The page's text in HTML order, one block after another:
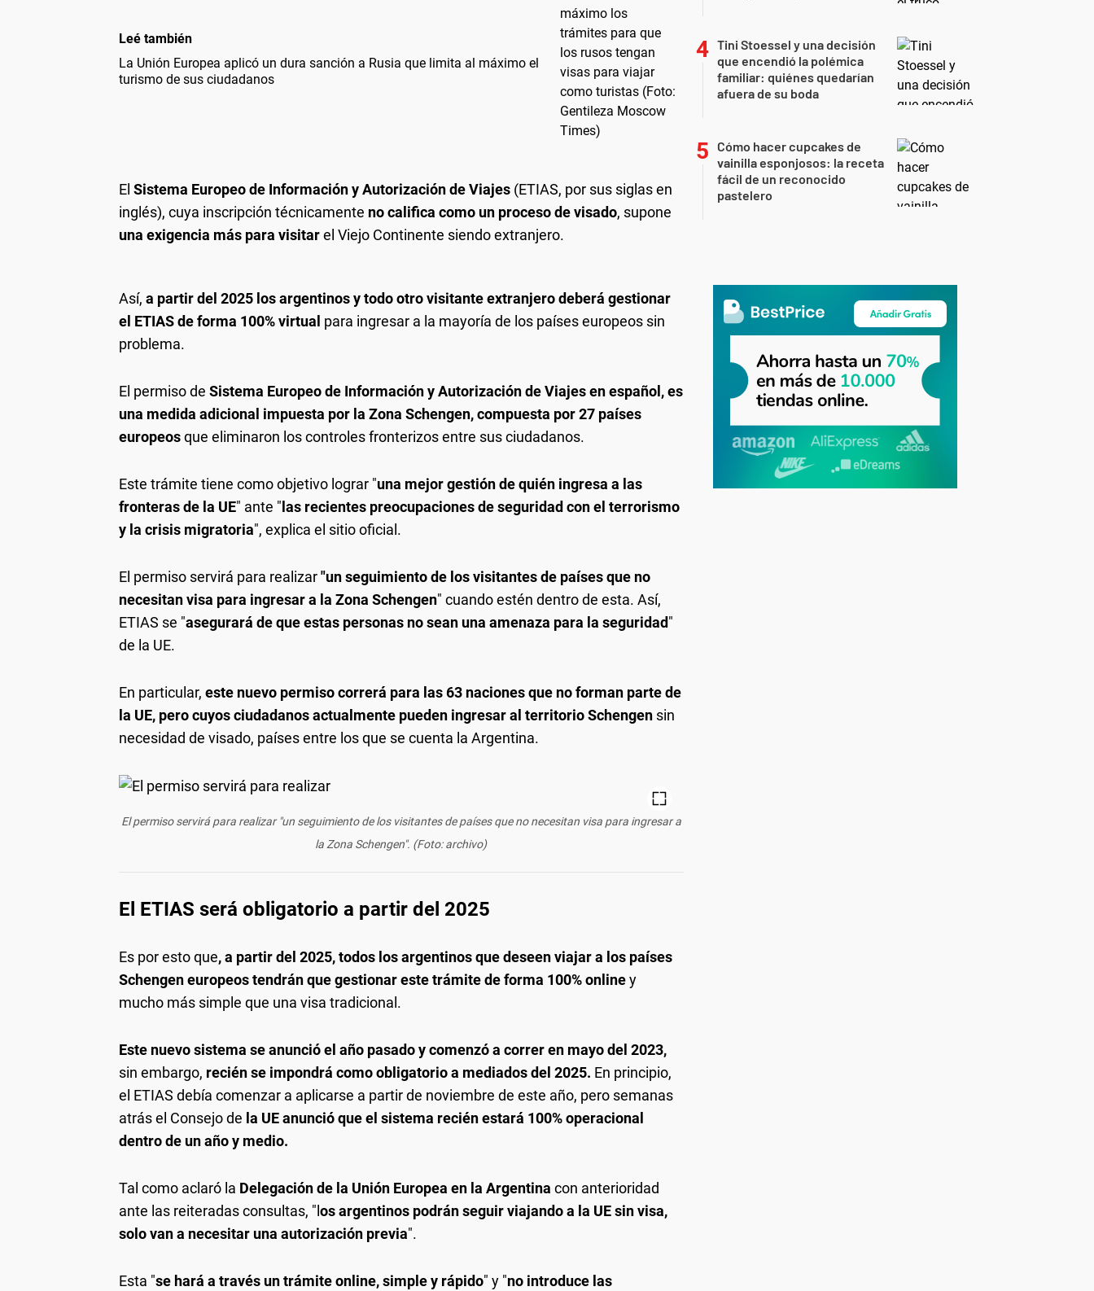
Leé también
La Unión Europea aplicó un dura sanción a Rusia que limita al máximo el
turismo de sus ciudadanos
El Sistema Europeo de Información y Autorización de Viajes (ETIAS, por sus siglas en
inglés), cuya inscripción técnicamente no califica como un proceso de visado, supone
una exigencia más para visitarel Viejo Continente siendo extranjero.
Así, a partir del 2025 los argentinos y todo otro visitante extranjero deberá gestionar
el ETIAS de forma 100% virtual para ingresar a la mayoría de los países europeos sin
problema.
El permiso de Sistema Europeo de Información y Autorización de Viajes en español, es
una medida adicional impuesta por la Zona Schengen, compuesta por 27 países
europeosque eliminaron los controles fronterizos entre sus ciudadanos.
Este trámite tiene como objetivo lograr "una mejor gestión de quién ingresa a las
fronteras de la UE" ante "las recientes preocupaciones de seguridad con el terrorismo
y la crisis migratoria", explica el sitio oficial.
El permiso servirá para realizar"un seguimiento de los visitantes de países que no
necesitan visa para ingresar a la Zona Schengen" cuando estén dentro de esta. Así,
ETIAS se "asegurará de que estas personas no sean una amenaza para la seguridad"
de la UE.
En particular, este nuevo permiso correrá para las 63 naciones que no forman parte de
la UE, pero cuyos ciudadanos actualmente pueden ingresar al territorio Schengen sin
necesidad de visado, países entre los que se cuenta la Argentina.
El permiso servirá para realizar "un seguimiento de los visitantes de países que no necesitan visa para ingresar a
la Zona Schengen". (Foto: archivo)
El ETIAS será obligatorio a partir del 2025
Es por esto que, a partir del 2025, todos los argentinos que deseen viajar a los países
Schengen europeos tendrán que gestionar este trámite de forma 100% onliney
mucho más simple que una visa tradicional.
Este nuevo sistema se anunció el año pasado y comenzó a correr en mayo del 2023,
sin embargo, recién se impondrá como obligatorio a mediados del 2025. En principio,
el ETIAS debía comenzar a aplicarse a partir de noviembre de este año, pero semanas
atrás el Consejo de la UE anunció que el sistema recién estará 100% operacional
dentro de un año y medio.
Tal como aclaró la Delegación de la Unión Europea en la Argentina con anterioridad
ante las reiteradas consultas, "l os argentinos podrán seguir viajando a la UE sin visa,
solo van a necesitar una autorización previa".
Esta "se hará a través un trámite online, simple y rápido" y "no introduce las
Tini Stoessel y una decisión
que encendió la polémica
familiar: quiénes quedarían
afuera de su boda
Cómo hacer cupcakes de
vainilla esponjosos: la receta
fácil de un reconocido
pastelero